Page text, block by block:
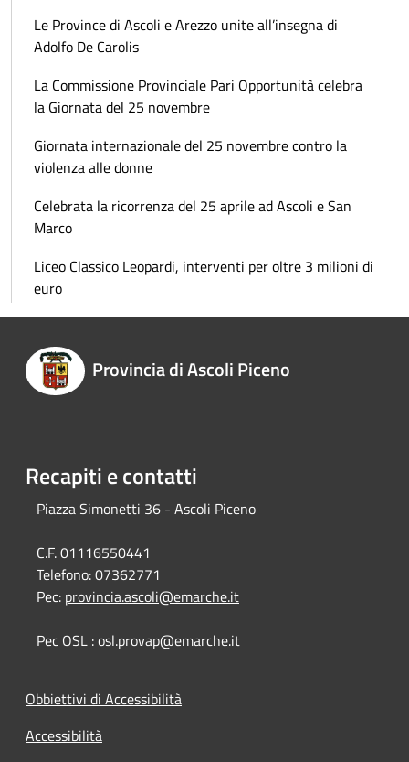
Le Province di Ascoli e Arezzo unite all’insegna di
Adolfo De Carolis
La Commissione Provinciale Pari Opportunità celebra
la Giornata del 25 novembre
Giornata internazionale del 25 novembre contro la
violenza alle donne
Celebrata la ricorrenza del 25 aprile ad Ascoli e San
Marco
Liceo Classico Leopardi, interventi per oltre 3 milioni di
euro
Provincia di Ascoli Piceno
Recapiti e contatti
Piazza Simonetti 36 - Ascoli Piceno
C.F. 01116550441
Telefono:07362771
Pec: provincia.ascoli@emarche.it
Pec OSL : osl.provap@emarche.it
Obbiettivi di Accessibilità
Accessibilità